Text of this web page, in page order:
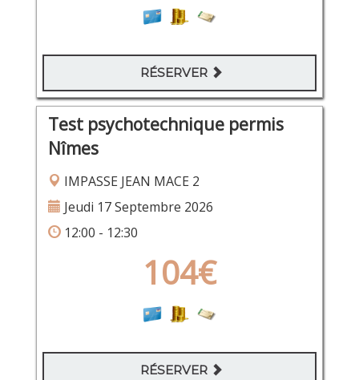
RÉSERVER
Test psychotechnique permis
Nîmes
IMPASSE JEAN MACE 2
Jeudi 17 Septembre 2026
12:00 - 12:30
104€
RÉSERVER